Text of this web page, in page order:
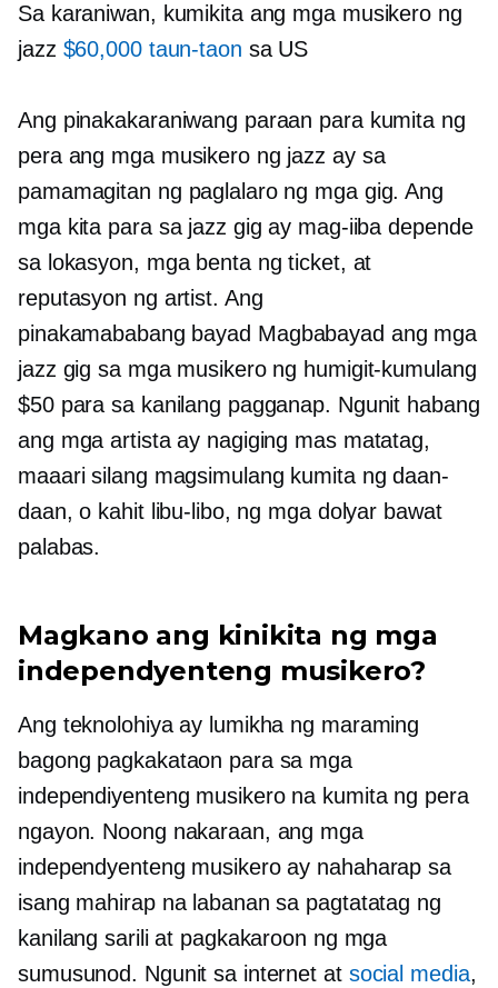
Sa karaniwan, kumikita ang mga musikero ng
jazz $60,000 taun-taon sa US
Ang pinakakaraniwang paraan para kumita ng
pera ang mga musikero ng jazz ay sa
pamamagitan ng paglalaro ng mga gig. Ang
mga kita para sa jazz gig ay mag-iiba depende
sa lokasyon, mga benta ng ticket, at
reputasyon ng artist. Ang
pinakamababang bayad Magbabayad ang mga
jazz gig sa mga musikero ng humigit-kumulang
$50 para sa kanilang pagganap. Ngunit habang
ang mga artista ay nagiging mas matatag,
maaari silang magsimulang kumita ng daan-
daan, o kahit libu-libo, ng mga dolyar bawat
palabas.
Magkano ang kinikita ng mga
independyenteng musikero?
Ang teknolohiya ay lumikha ng maraming
bagong pagkakataon para sa mga
independiyenteng musikero na kumita ng pera
ngayon. Noong nakaraan, ang mga
independyenteng musikero ay nahaharap sa
isang mahirap na labanan sa pagtatatag ng
kanilang sarili at pagkakaroon ng mga
sumusunod. Ngunit sa internet at social media,